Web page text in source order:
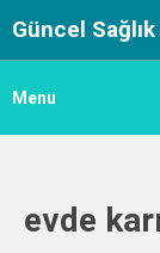
Güncel
Menu
evde